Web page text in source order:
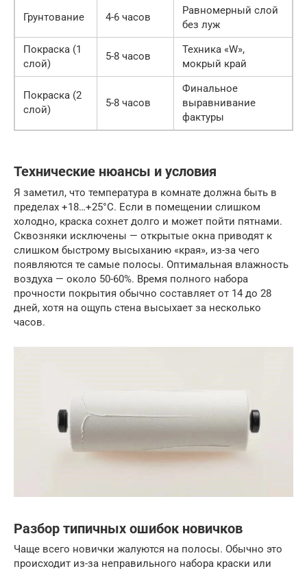
Грунтование 4-6 часов
Равномерный слой
без луж
Покраска (1
слой)
5-8 часов
Техника «W»,
мокрый край
Покраска (2
слой)
5-8 часов
Финальное
выравнивание
фактуры
Технические нюансы и условия
Я заметил, что температура в комнате должна быть в
пределах +18…+25°C. Если в помещении слишком
холодно, краска сохнет долго и может пойти пятнами.
Сквозняки исключены — открытые окна приводят к
слишком быстрому высыханию «края», из-за чего
появляются те самые полосы. Оптимальная влажность
воздуха — около 50-60%. Время полного набора
прочности покрытия обычно составляет от 14 до 28
дней, хотя на ощупь стена высыхает за несколько
часов.
Разбор типичных ошибок новичков
Чаще всего новички жалуются на полосы. Обычно это
происходит из-за неправильного набора краски или